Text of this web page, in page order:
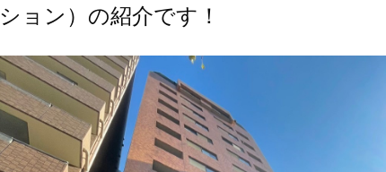
ション）の紹介です！